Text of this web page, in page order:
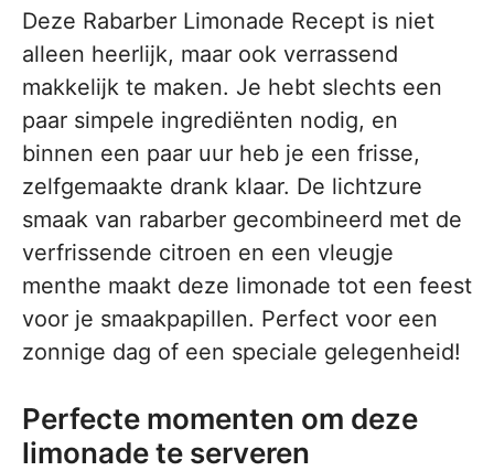
Deze Rabarber Limonade Recept is niet
alleen heerlijk, maar ook verrassend
makkelijk te maken. Je hebt slechts een
paar simpele ingrediënten nodig, en
binnen een paar uur heb je een frisse,
zelfgemaakte drank klaar. De lichtzure
smaak van rabarber gecombineerd met de
verfrissende citroen en een vleugje
menthe maakt deze limonade tot een feest
voor je smaakpapillen. Perfect voor een
zonnige dag of een speciale gelegenheid!
Perfecte momenten om deze
limonade te serveren